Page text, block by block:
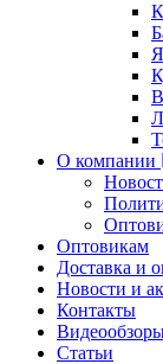
О компании
Оптовикам
Доставка и
Новости и
Контакты
Статьи